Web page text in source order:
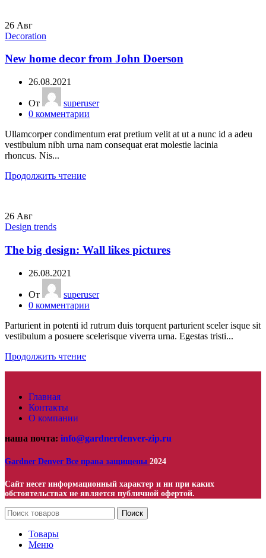
26 Авг
Decoration
New home decor from John Doerson
26.08.2021
От
superuser
0 комментарии
Ullamcorper condimentum erat pretium velit at ut a nunc id a adeu
vestibulum nibh urna nam consequat erat molestie lacinia
rhoncus. Nis...
Продолжить чтение
26 Авг
Design trends
The big design: Wall likes pictures
26.08.2021
От
superuser
0 комментарии
Parturient in potenti id rutrum duis torquent parturient sceler isque sit
vestibulum a posuere scelerisque viverra urna. Egestas tristi...
Продолжить чтение
Главная
Контакты
О компании
наша почта: info@gardnerdenver-zip.ru
Gardner Denver Все права защищены 2024
Сайт несет информационный характер и ни при каких
обстоятельствах не является публичной офертой.
Поиск
Товары
Меню